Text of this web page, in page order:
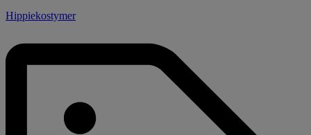
Hippiekostymer